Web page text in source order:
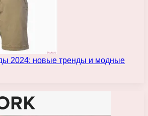
2024: новые тренды и модные